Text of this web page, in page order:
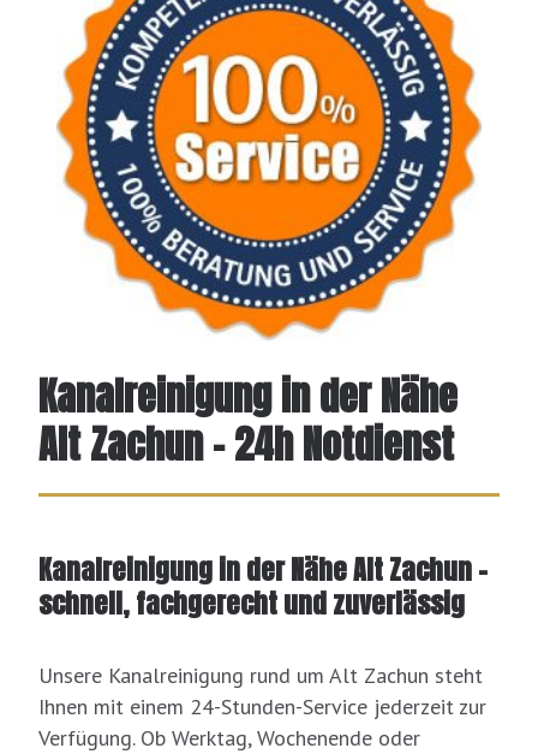
Kanalreinigung in der Nähe
Alt Zachun – 24h Notdienst
Kanalreinigung in der Nähe Alt Zachun –
schnell, fachgerecht und zuverlässig
Unsere Kanalreinigung rund um Alt Zachun steht
Ihnen mit einem 24-Stunden-Service jederzeit zur
Verfügung. Ob Werktag, Wochenende oder